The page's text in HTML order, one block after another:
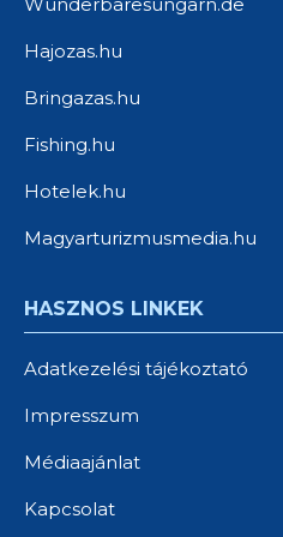
Hajozas.hu
Bringazas.hu
Fishing.hu
Hotelek.hu
Magyarturizmusmedia.hu
HASZNOS LINKEK
Adatkezelési tájékoztató
Impresszum
Médiaajánlat
Kapcsolat